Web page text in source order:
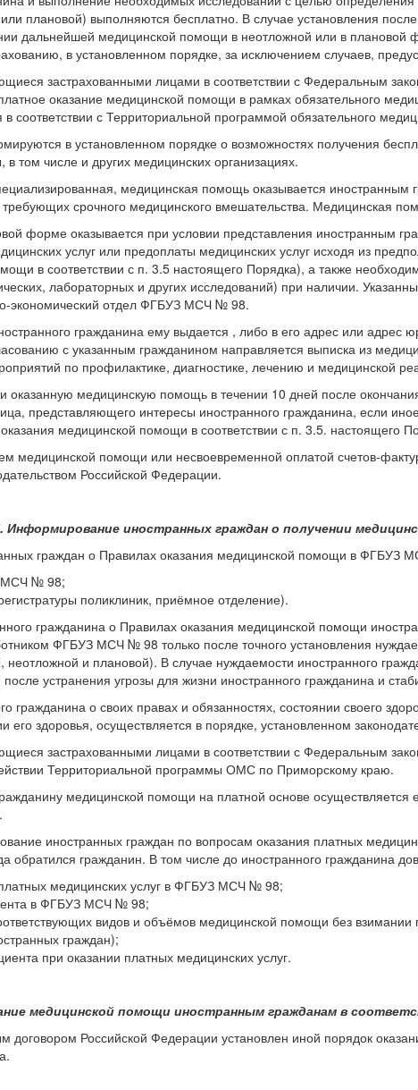
плановой) выполняются бесплатно. В случае установления
дальнейшей медицинской помощи в неотложной или в
в установленном порядке, за исключением случаев,
застрахованными лицами в соответствии с Федеральным
оказание медицинской помощи в рамках обязательного
соответствии с Территориальной программой обязательного
в установленном порядке о возможностях получения
том числе и других медицинских организациях.
медицинская помощь оказывается иностранным
срочного медицинского вмешательства. Медицинская
форме оказывается при условии представления иностранным
услуг или предоплаты медицинских услуг исходя из
в соответствии с п. 3.5 настоящего Порядка), а также
лабораторных и других исследований) при наличии.
экономический отдел ФГБУЗ МСЧ № 98.
гражданина ему выдается , либо в его адрес или адрес
с указанным гражданином направляется выписка из
по профилактике, диагностике, лечению и медицинской
оказанную медицинскую помощь в течении 10 дней после
представляющего интересы иностранного гражданина, если
медицинской помощи в соответствии с п. 3.5. настоящего
медицинской помощи или несвоевременной оплатой счетов-
Российской Федерации.
Информирование иностранных граждан о получении
граждан о Правилах оказания медицинской помощи в ФГБУЗ
МСЧ № 98;
поликлиник, приёмное отделение).
гражданина о Правилах оказания медицинской помощи
ФГБУЗ МСЧ № 98 только после точного установления
и плановой). В случае нуждаемости иностранного
устранения угрозы для жизни иностранного гражданина и
гражданина о своих правах и обязанностях, состоянии своего
здоровья, осуществляется в порядке, установленном
застрахованными лицами в соответствии с Федеральным
Территориальной программы ОМС по Приморскому краю.
медицинской помощи на платной основе
иностранных граждан по вопросам оказания платных
обратился гражданин. В том числе до иностранного гражданина
медицинских услуг в ФГБУЗ МСЧ № 98;
в ФГБУЗ МСЧ № 98;
видов и объёмов медицинской помощи без
граждан);
при оказании платных медицинских услуг.
медицинской помощи иностранным гражданам в
договором Российской Федерации установлен иной порядок